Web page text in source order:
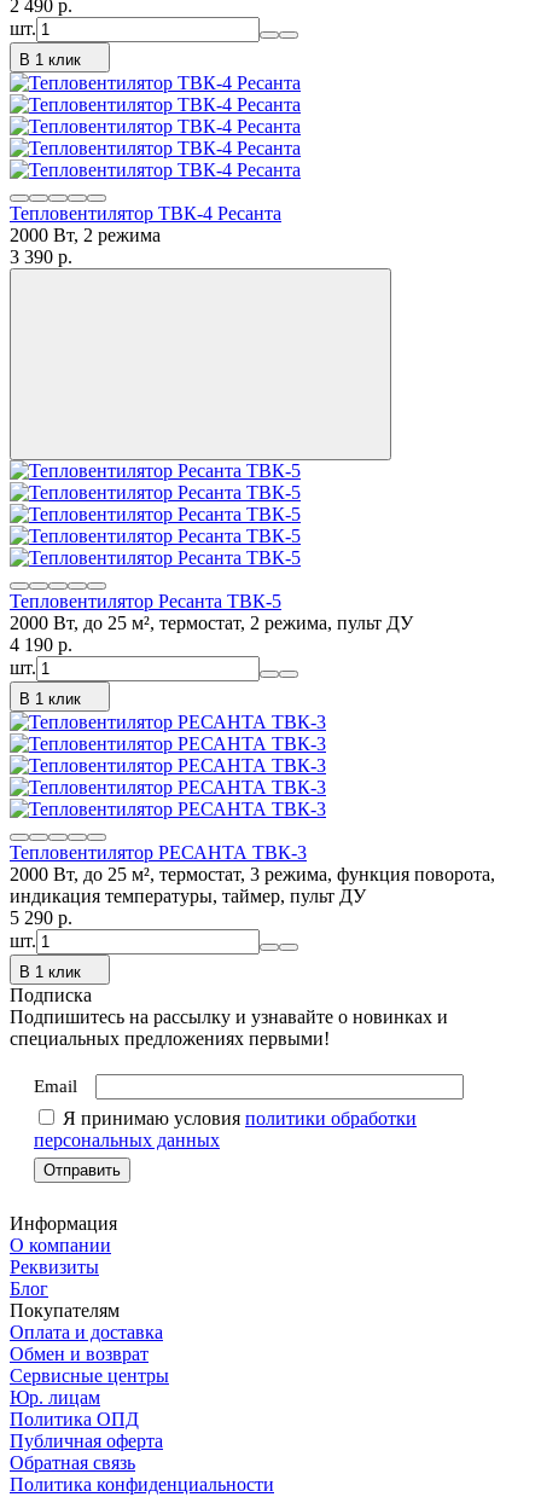
2 490 p.
шт.
В 1 клик
Тепловентилятор ТВК-4 Ресанта
2000 Вт, 2 режима
3 390 p.
Тепловентилятор Ресанта ТВК-5
2000 Вт, до 25 м², термостат, 2 режима, пульт ДУ
4 190 p.
шт.
В 1 клик
Тепловентилятор РЕСАНТА ТВК-3
2000 Вт, до 25 м², термостат, 3 режима, функция поворота,
индикация температуры, таймер, пульт ДУ
5 290 p.
шт.
В 1 клик
Подписка
Подпишитесь на рассылку и узнавайте о новинках и
специальных предложениях первыми!
Email
Я принимаю условия политики обработки
персональных данных
Информация
О компании
Реквизиты
Блог
Покупателям
Оплата и доставка
Обмен и возврат
Сервисные центры
Юр. лицам
Политика ОПД
Публичная оферта
Обратная связь
Политика конфиденциальности